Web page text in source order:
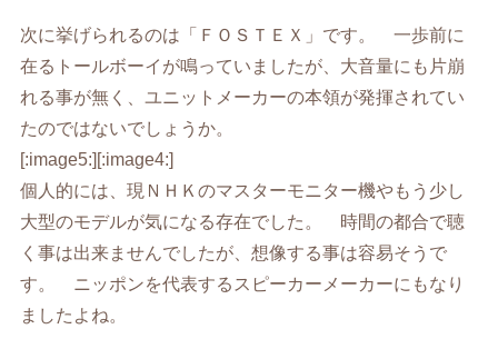
次に挙げられるのは「ＦＯＳＴＥＸ」です。 一歩前に
在るトールボーイが鳴っていましたが、大音量にも片崩
れる事が無く、ユニットメーカーの本領が発揮されてい
たのではないでしょうか。
[:image5:][:image4:]
個人的には、現ＮＨＫのマスターモニター機やもう少し
大型のモデルが気になる存在でした。 時間の都合で聴
く事は出来ませんでしたが、想像する事は容易そうで
す。 ニッポンを代表するスピーカーメーカーにもなり
ましたよね。